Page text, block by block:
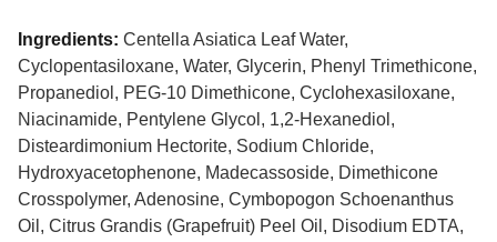
Ingredients: Centella Asiatica Leaf Water,
Cyclopentasiloxane, Water, Glycerin, Phenyl Trimethicone,
Propanediol, PEG-10 Dimethicone, Cyclohexasiloxane,
Niacinamide, Pentylene Glycol, 1,2-Hexanediol,
Disteardimonium Hectorite, Sodium Chloride,
Hydroxyacetophenone, Madecassoside, Dimethicone
Crosspolymer, Adenosine, Cymbopogon Schoenanthus
Oil, Citrus Grandis (Grapefruit) Peel Oil, Disodium EDTA,